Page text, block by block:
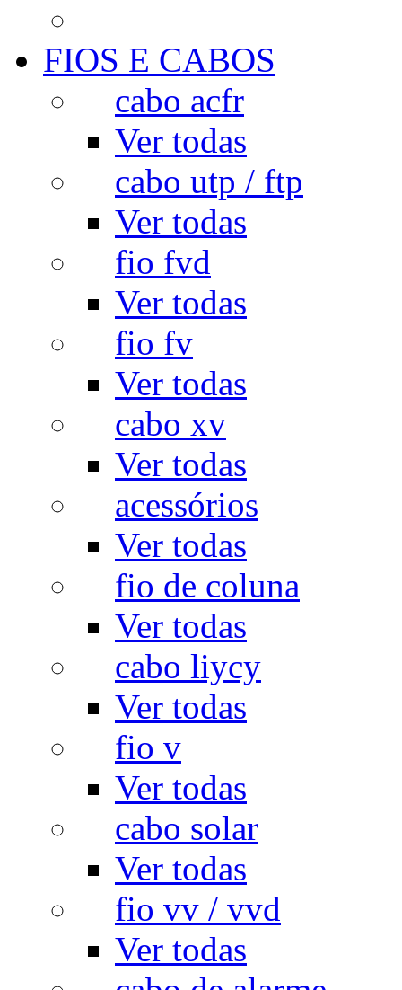
FIOS E CABOS
cabo acfr
Ver todas
cabo utp / ftp
Ver todas
fio fvd
Ver todas
fio fv
Ver todas
cabo xv
Ver todas
acessórios
Ver todas
fio de coluna
Ver todas
cabo liycy
Ver todas
fio v
Ver todas
cabo solar
Ver todas
fio vv / vvd
Ver todas